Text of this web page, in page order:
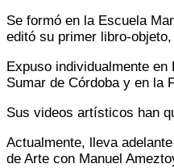
Se formó en la Escuela
editó su primer libro-
Expuso individualmente
Sumar de Córdoba y en la
Sus videos artísticos han
Actualmente, lleva
de Arte con Manuel